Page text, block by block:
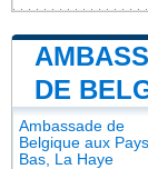
DE
Ambassade de
Belgique aux
Bas, La Haye